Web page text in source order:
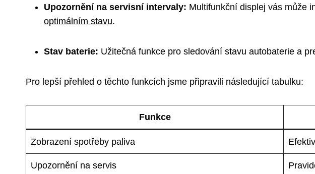
Upozornění na servisní intervaly: Multifunkční displej vás může
optimálním stavu.
Stav baterie: Užitečná funkce pro sledování stavu autobaterie a
Pro lepší přehled o těchto funkcích jsme připravili následující tabulku:
Funkce
Zobrazení spotřeby paliva
Upozornění na servis